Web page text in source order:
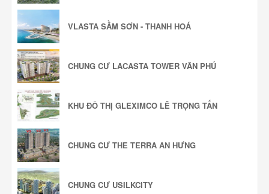
VLASTA SẦM SƠN - THANH HOÁ
CHUNG CƯ LACASTA TOWER VĂN PHÚ
KHU ĐÔ THỊ GLEXIMCO LÊ TRỌNG TẤN
CHUNG CƯ THE TERRA AN HƯNG
CHUNG CƯ USILKCITY